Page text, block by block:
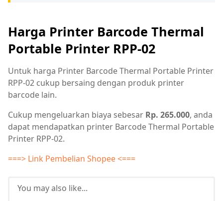
Harga Printer Barcode Thermal
Portable Printer RPP-02
Untuk harga Printer Barcode Thermal Portable Printer
RPP-02 cukup bersaing dengan produk printer
barcode lain.
Cukup mengeluarkan biaya sebesar Rp. 265.000, anda
dapat mendapatkan printer Barcode Thermal Portable
Printer RPP-02.
===> Link Pembelian Shopee <===
You may also like...